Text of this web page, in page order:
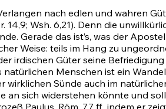
nach edlen und wahren
14,9; Wsh. 6,21). Denn die
Gerade das ist’s, was der
Weise: teils im Hang zu
irdischen Güter seine
natürlichen Menschen ist ein
wirklichen Sünde auch im
an sich widerstehen könnte und